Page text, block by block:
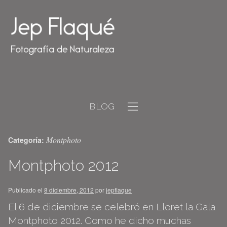
BLOG
Categoría: Montphoto
Montphoto 2012
Publicado el 8 diciembre, 2012 porjepflaque
El 6 de diciembre se celebró en Lloret la Gala
Montphoto 2012. Como he dicho muchas